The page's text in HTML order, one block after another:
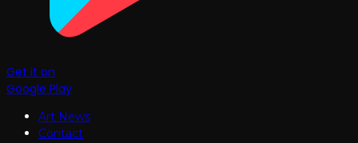
Get it on
Google Play
Art News
Contact